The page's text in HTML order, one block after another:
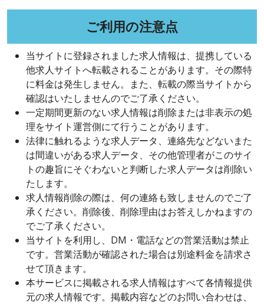
ご利用の注意点
当サイトに登録されました求人情報は、提携している
他求人サイトへ転載されることがあります。その際特
に料金は発生しません。また、転載の際当サイトから
確認はいたしませんのでご了承ください。
一定期間更新のない求人情報は削除または非表示の処
理をサイト運営側にて行うことがあります。
法律に触れるような求人データ、連絡先などないまた
は間違いがある求人データ、その他管理者がこのサイ
トの趣旨にそぐわないと判断した求人データは削除い
たします。
求人情報削除の際は、何の連絡も致しませんのでご了
承ください。削除後、削除理由はお答えしかねますの
でご了承ください。
当サイトを利用し、DM・電話などの営業活動は禁止
です。営業活動が確認された場合は別途料金を請求さ
せて頂きます。
本サービスに掲載される求人情報はすべて各情報提供
元の求人情報です。掲載内容などのお問い合わせは、